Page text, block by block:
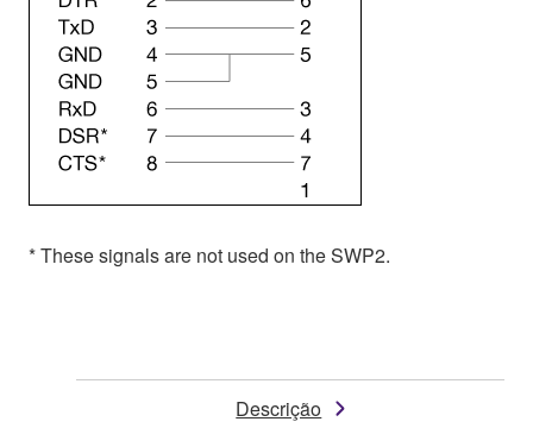
* These signals are not used on the SWP2.
Descrição